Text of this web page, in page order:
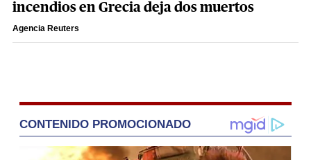
incendios en Grecia deja dos muertos
Agencia Reuters
CONTENIDO PROMOCIONADO